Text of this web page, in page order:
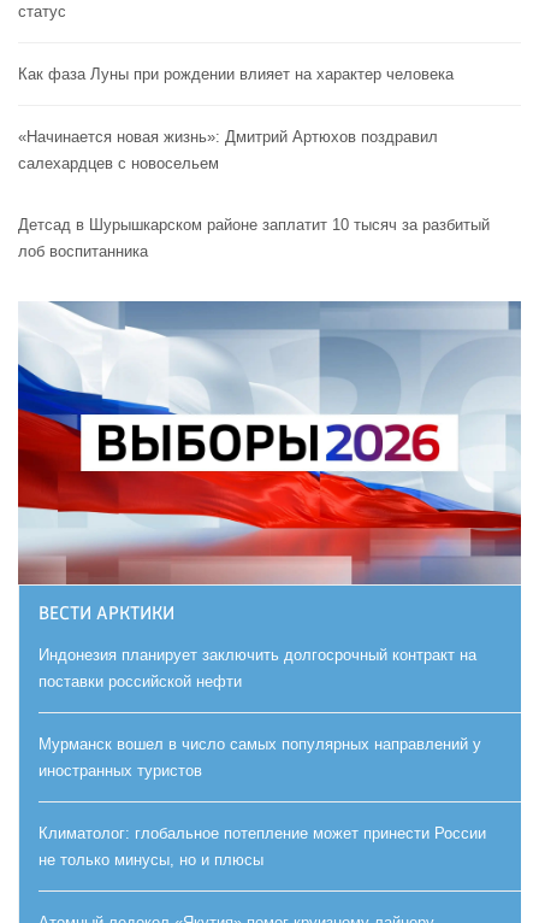
статус
Как фаза Луны при рождении влияет на характер человека
«Начинается новая жизнь»: Дмитрий Артюхов поздравил
салехардцев с новосельем
Детсад в Шурышкарском районе заплатит 10 тысяч за разбитый
лоб воспитанника
ВЕСТИ АРКТИКИ
Индонезия планирует заключить долгосрочный контракт на
поставки российской нефти
Мурманск вошел в число самых популярных направлений у
иностранных туристов
Климатолог: глобальное потепление может принести России
не только минусы, но и плюсы